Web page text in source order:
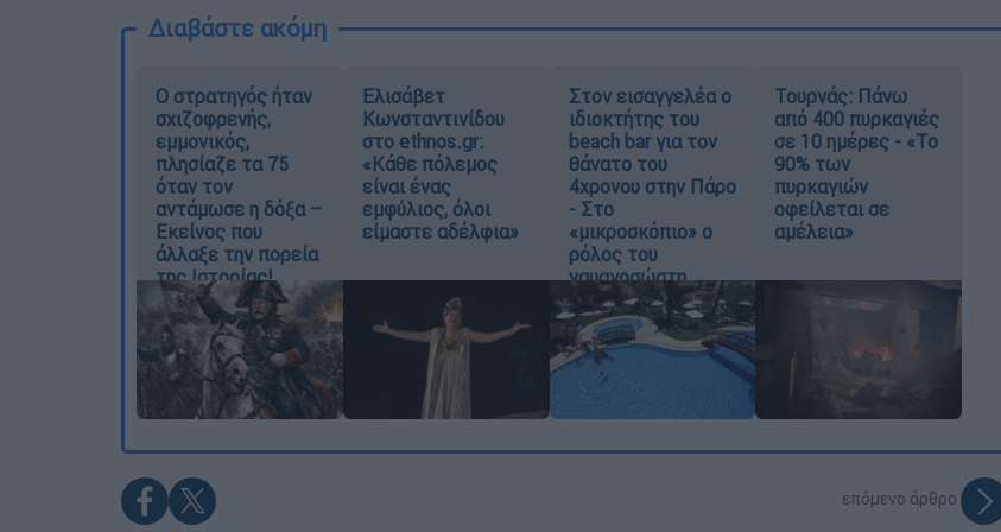
Διαβάστε ακόμη
O στρατηγός ήταν
σχιζοφρενής,
εμμονικός,
πλησίαζε τα 75
όταν τον
αντάμωσε η δόξα –
Εκείνος που
άλλαξε την πορεία
της Ιστορίας!
Ελισάβετ
Κωνσταντινίδου
στο ethnos.gr:
«Κάθε πόλεμος
είναι ένας
εμφύλιος, όλοι
είμαστε αδέλφια»
Στον εισαγγελέα ο
ιδιοκτήτης του
beach bar για τον
θάνατο του
4χρονου στην Πάρο
- Στο
«μικροσκόπιο» ο
ρόλος του
ναυαγοσώστη
Τουρνάς: Πάνω
από 400 πυρκαγιές
σε 10 ημέρες - «Το
90% των
πυρκαγιών
οφείλεται σε
αμέλεια»
επόμενο άρθρο